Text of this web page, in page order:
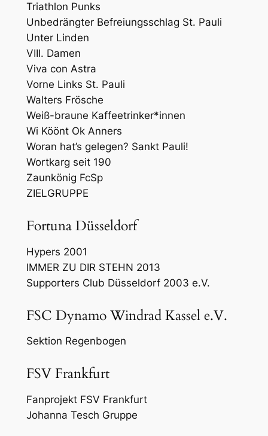
Triathlon Punks
Unbedrängter Befreiungsschlag St. Pauli
Unter Linden
VIII. Damen
Viva con Astra
Vorne Links St. Pauli
Walters Frösche
Weiß-braune Kaffeetrinker*innen
Wi Köönt Ok Anners
Woran hat’s gelegen? Sankt Pauli!
Wortkarg seit 190
Zaunkönig FcSp
ZIELGRUPPE
Fortuna Düsseldorf
Hypers 2001
IMMER ZU DIR STEHN 2013
Supporters Club Düsseldorf 2003 e.V.
FSC Dynamo Windrad Kassel e.V.
Sektion Regenbogen
FSV Frankfurt
Fanprojekt FSV Frankfurt
Johanna Tesch Gruppe